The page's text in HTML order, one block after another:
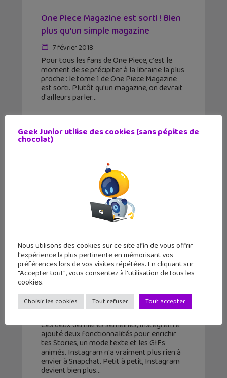
One Piece Magazine est sorti ! Bien
plus qu’un simple magazine
7 février 2018
Pour tous les fans de One Piece, c'est le
moment de se précipiter à la librairie la plus
proche : le tome 1 de One Piece Magazine
est sorti. Plutôt qu'un magazine, on devrait
d'ailleurs parler
Les Stories d’Instagram plus
créatives avec un mode texte et
des GIFS animés
6 février 2018
Ces deux dernières semaines, Instagram a
ajouté deux fonctionnalités pour enrichir
tes Stories, un mode texte et les GIFs
animés. Instagram n'a vraiment plus rien à
envier à Snapchat. Petit à petit, Instagram
devient bien plus
Geek Junior utilise des cookies (sans pépites de
chocolat)
Nous utilisons des cookies sur ce site afin de vous offrir
l'expérience la plus pertinente en mémorisant vos
préférences lors de vos visites répétées. En cliquant sur
"Accepter tout", vous consentez à l'utilisation de tous les
cookies.
Choisir les cookies Tout refuser Tout accepter